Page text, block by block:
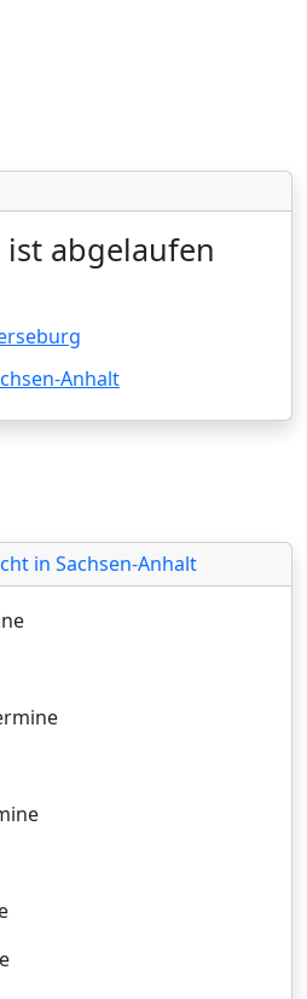
ist abgelaufen
Anhalt
in Sachsen-Anhalt